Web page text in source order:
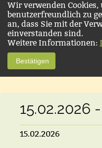
Wir verwenden
benutzerfreundlich zu
an, dass Sie mit der
einverstanden sind.
Weitere Informationen:
Bestätigen
15.02.2026
15.02.2026